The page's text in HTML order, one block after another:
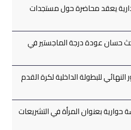
يعقد محاضرة حول مستجدات
حسان عودة درجة الماجستير في
للبطولة الداخلية لكرة القدم
بعنوان المرأة في التشريعات